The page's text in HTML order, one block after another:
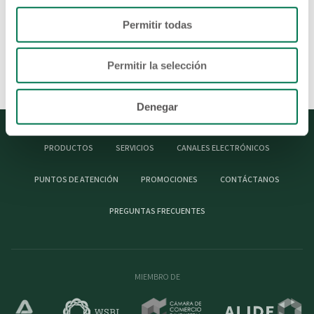
Permitir todas
Permitir la selección
Denegar
El SISTEMA FEDECRÉDITO cuenta con más de 810
puntos de atención y presencia en 195 municipios en
el país, siendo la red financiera 100% salvadoreña
con mayor cobertura nacional.
PRODUCTOS SERVICIOS CANALES ELECTRÓNICOS
PUNTOS DE ATENCIÓN PROMOCIONES CONTÁCTANOS
PREGUNTAS FRECUENTES
MIEMBRO DE